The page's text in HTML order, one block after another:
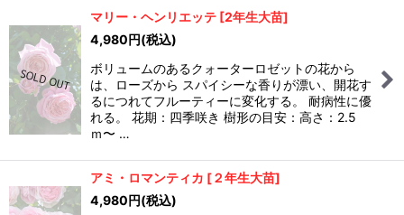
マリー・ヘンリエッテ [2年生大苗]
4,980円(税込)
ボリュームのあるクォーターロゼットの花から
は、ローズから スパイシーな香りが漂い、開花す
るにつれてフルーティーに変化する。 耐病性に優
れる。 花期：四季咲き 樹形の目安：高さ：2.5
ｍ〜 …
アミ・ロマンティカ [２年生大苗]
4,980円(税込)